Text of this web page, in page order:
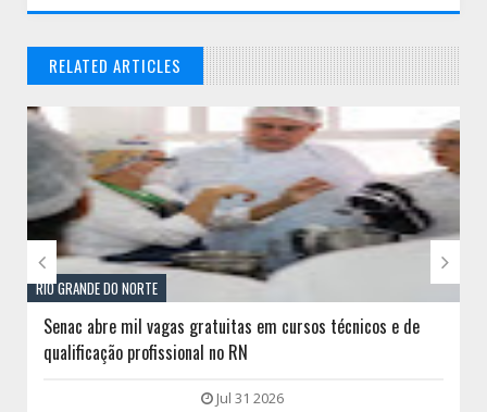
RELATED ARTICLES
// THATS WHAT YOU MIGHT BE LOOKING FOR
RIO GRANDE DO NORTE
Senac abre mil vagas gratuitas em cursos técnicos e de
qualificação profissional no RN
Jul 31 2026
 